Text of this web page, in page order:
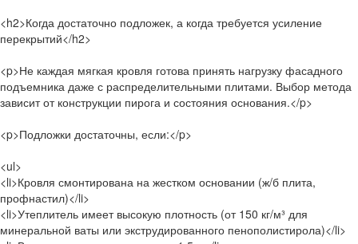
<h2>Когда достаточно подложек, а когда требуется усиление
перекрытий</h2>
<p>Не каждая мягкая кровля готова принять нагрузку фасадного
подъемника даже с распределительными плитами. Выбор метода
зависит от конструкции пирога и состояния основания.</p>
<p>Подложки достаточны, если:</p>
<ul>
<li>Кровля смонтирована на жестком основании (ж/б плита,
профнастил)</li>
<li>Утеплитель имеет высокую плотность (от 150 кг/м³ для
минеральной ваты или экструдированного пенополистирола)</li>